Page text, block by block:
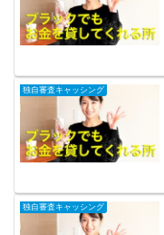
独自審査キャッシング
独自審査キャッシング